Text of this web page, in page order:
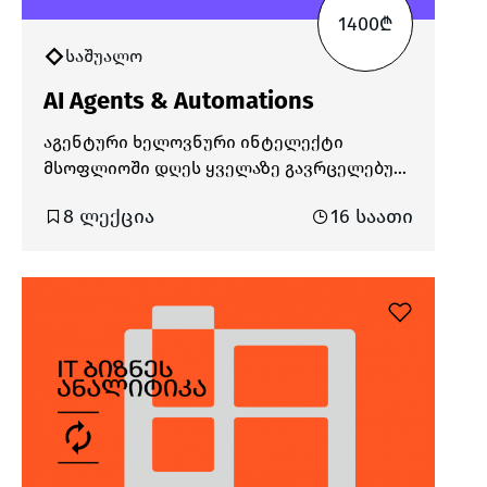
საშუალო
1400₾
AI Agents & Automations
აგენტური ხელოვნური ინტელექტი
მსოფლიოში დღეს ყველაზე გავრცელებულ
ის შექმნილია იმისთვის, რომ იმოქმედოს
გადაწყვეტილებები ადამიანის
შეასრულოს კომპლექსური ამოცანები,
როგორიცაა დაგეგმვა, პრობლემის
გადაჭრა და კომუნიკაცია. AI აგენტები და
no-code ავტომატიზაცია საშუალებას
გვაძლევს, შევქმნათ სისტემები,
რომლებიც აზროვნებენ, მოქმედებენ და
8 ლექცია 16 საათი